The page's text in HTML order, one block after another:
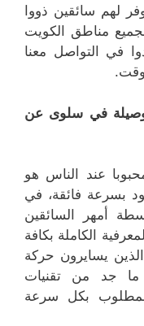
لهم سائقين ذووا
مناطق الكويت
في التواصل معنا
وقت.
في سلوى عن
عند الناس هو
بسرعة فائقة، في
أمهر السائقين
الكاملة بكافة
يسايرون حركة
ما جد من تقنيات
بكل سرعة